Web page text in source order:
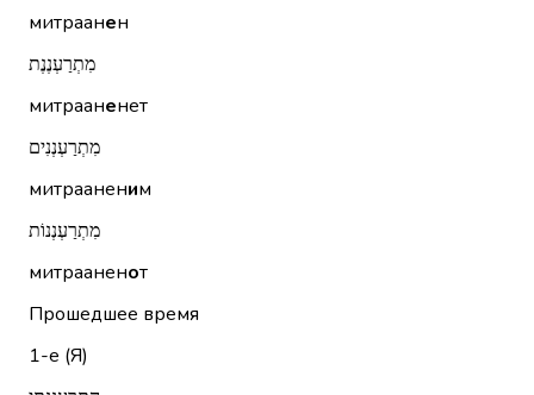
митраанен
מִתְרַעְנֶנֶת
митрааненет
מִתְרַעְנְנִים
митрааненим
מִתְרַעְנְנוֹת
митрааненот
Прошедшее время
1-е (Я)